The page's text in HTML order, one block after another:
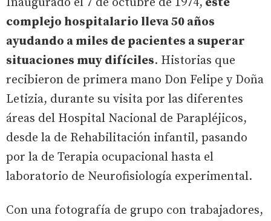
complejo hospitalario lleva 50 años
ayudando a miles de pacientes a superar
situaciones muy difíciles. Historias que
recibieron de primera mano Don Felipe y Doña
Letizia, durante su visita por las diferentes
áreas del Hospital Nacional de Parapléjicos,
desde la de Rehabilitación infantil, pasando
por la de Terapia ocupacional hasta el
laboratorio de Neurofisiología experimental.
Con una fotografía de grupo con trabajadores,